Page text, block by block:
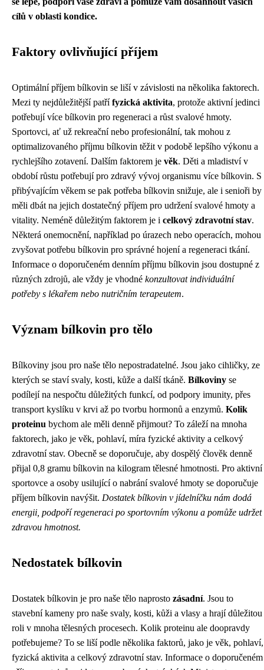
cílů v oblasti kondice.
Faktory ovlivňující příjem
Optimální příjem bílkovin se liší v závislosti na několika faktorech.
Mezi ty nejdůležitější patřífyzická aktivita, protože aktivní jedinci
potřebují více bílkovin pro regeneraci a růst svalové hmoty.
Sportovci, ať už rekreační nebo profesionální, tak mohou z
optimalizovaného příjmu bílkovin těžit v podobě lepšího výkonu a
rychlejšího zotavení. Dalším faktorem je věk. Děti a mladiství v
období růstu potřebují pro zdravý vývoj organismu více bílkovin. S
přibývajícím věkem se pak potřeba bílkovin snižuje, ale i senioři by
měli dbát na jejich dostatečný příjem pro udržení svalové hmoty a
vitality. Neméně důležitým faktorem je i celkový zdravotní stav.
Některá onemocnění, například po úrazech nebo operacích, mohou
zvyšovat potřebu bílkovin pro správné hojení a regeneraci tkání.
Informace o doporučeném denním příjmu bílkovin jsou dostupné z
různých zdrojů, ale vždy je vhodné konzultovat individuální
potřeby s lékařem nebo nutričním terapeutem.
Význam bílkovin pro tělo
Bílkoviny jsou pro naše tělo nepostradatelné. Jsou jako cihličky, ze
kterých se staví svaly, kosti, kůže a další tkáně. Bílkoviny se
podílejí na nespočtu důležitých funkcí, od podpory imunity, přes
transport kyslíku v krvi až po tvorbu hormonů a enzymů. Kolik
proteinu bychom ale měli denně přijmout? To záleží na mnoha
faktorech, jako je věk, pohlaví, míra fyzické aktivity a celkový
zdravotní stav. Obecně se doporučuje, aby dospělý člověk denně
přijal 0,8 gramu bílkovin na kilogram tělesné hmotnosti. Pro aktivní
sportovce a osoby usilující o nabrání svalové hmoty se doporučuje
příjem bílkovin navýšit. Dostatek bílkovin v jídelníčku nám dodá
energii, podpoří regeneraci po sportovním výkonu a pomůže udržet
zdravou hmotnost.
Nedostatek bílkovin
Dostatek bílkovin je pro naše tělo naprosto zásadní. Jsou to
stavební kameny pro naše svaly, kosti, kůži a vlasy a hrají důležitou
roli v mnoha tělesných procesech. Kolik proteinu ale doopravdy
potřebujeme? To se liší podle několika faktorů, jako je věk, pohlaví,
fyzická aktivita a celkový zdravotní stav. Informace o doporučeném